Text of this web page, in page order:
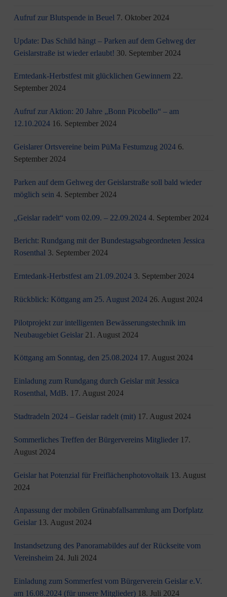
Aufruf zur Blutspende in Beuel 7. Oktober 2024
Update: Das Schild hängt – Parken auf dem Gehweg der
Geislarstraße ist wieder erlaubt! 30. September 2024
Erntedank-Herbstfest mit glücklichen Gewinnern 22.
September 2024
Aufruf zur Aktion: 20 Jahre „Bonn Picobello“ – am
12.10.2024 16. September 2024
Geislarer Ortsvereine beim PüMa Festumzug 2024 6.
September 2024
Parken auf dem Gehweg der Geislarstraße soll bald wieder
möglich sein 4. September 2024
„Geislar radelt“ vom 02.09. – 22.09.2024 4. September 2024
Bericht: Rundgang mit der Bundestagsabgeordneten Jessica
Rosenthal 3. September 2024
Erntedank-Herbstfest am 21.09.2024 3. September 2024
Rückblick: Köttgang am 25. August 2024 26. August 2024
Pilotprojekt zur intelligenten Bewässerungstechnik im
Neubaugebiet Geislar 21. August 2024
Köttgang am Sonntag, den 25.08.2024 17. August 2024
Einladung zum Rundgang durch Geislar mit Jessica
Rosenthal, MdB. 17. August 2024
Stadtradeln 2024 – Geislar radelt (mit) 17. August 2024
Sommerliches Treffen der Bürgervereins Mitglieder 17.
August 2024
Geislar hat Potenzial für Freiflächenphotovoltaik 13. August
2024
Anpassung der mobilen Grünabfallsammlung am Dorfplatz
Geislar 13. August 2024
Instandsetzung des Panoramabildes auf der Rückseite vom
Vereinsheim 24. Juli 2024
Einladung zum Sommerfest vom Bürgerverein Geislar e.V.
am 16.08.2024 (für unsere Mitglieder) 18. Juli 2024